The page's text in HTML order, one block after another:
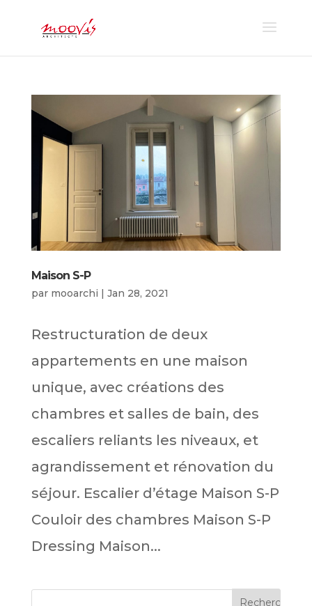
Maison S-P
par mooarchi | Jan 28, 2021
Restructuration de deux
appartements en une maison
unique, avec créations des
chambres et salles de bain, des
escaliers reliants les niveaux, et
agrandissement et rénovation du
séjour. Escalier d’étage Maison S-P
Couloir des chambres Maison S-P
Dressing Maison...